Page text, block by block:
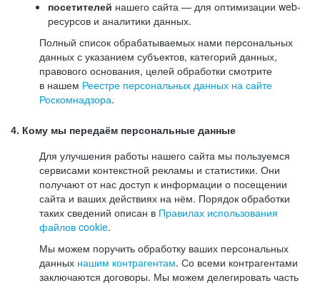
посетителей нашего сайта — для оптимизации web-
ресурсов и аналитики данных.
Полный список обрабатываемых нами персональных
данных с указанием субъектов, категорий данных,
правового основания, целей обработки смотрите
в нашем Реестре персональных данных на сайте
Роскомнадзора.
4. Кому мы передаём персональные данные
Для улучшения работы нашего сайта мы пользуемся
сервисами контекстной рекламы и статистики. Они
получают от нас доступ к информации о посещении
сайта и ваших действиях на нём. Порядок обработки
таких сведений описан в Правилах использования
файлов cookie.
Мы можем поручить обработку ваших персональных
данных нашим контрагентам. Со всеми контрагентами
заключаются договоры. Мы можем делегировать часть